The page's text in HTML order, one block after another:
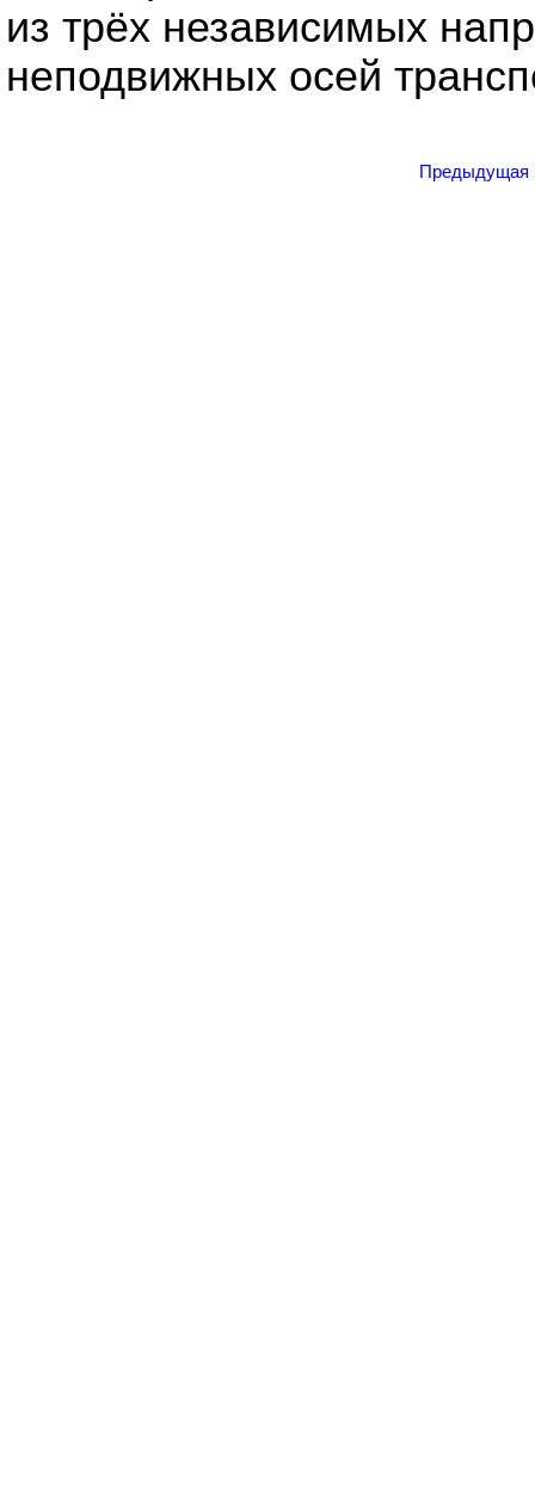
из трёх независимых
неподвижных осей
Предыдущая